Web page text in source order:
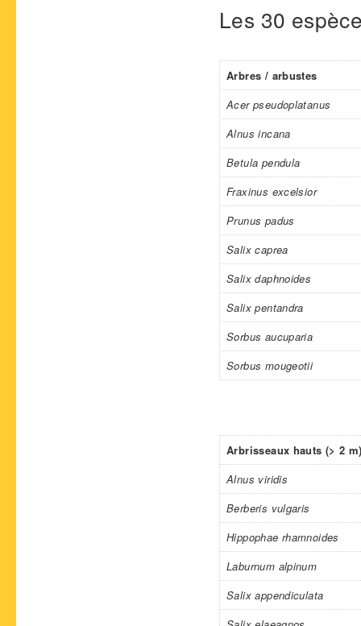
Les 30
Arbres / arbustes
Acer pseudoplatanus
Alnus incana
Betula pendula
Fraxinus excelsior
Prunus padus
Salix caprea
Salix daphnoides
Salix pentandra
Sorbus aucuparia
Sorbus mougeotii
Arbrisseaux hauts (> 2
Alnus viridis
Berberis vulgaris
Hippophae rhamnoides
Laburnum alpinum
Salix appendiculata